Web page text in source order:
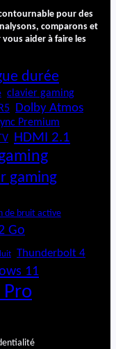
pour des
comparons et
aider à faire les
durée
clavier gaming
Dolby Atmos
Premium
HDMI 2.1
gaming
de bruit active
Go
Thunderbolt 4
11